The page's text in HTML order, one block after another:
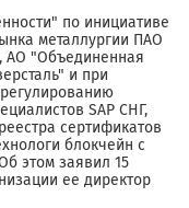
по инициативе
металлургии ПАО
АО "Объединенная
и при
SAP СНГ,
сертификатов
блокчейн с
этом заявил 15
ее директор